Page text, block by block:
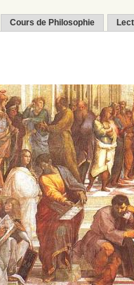
Cours de Philosophie